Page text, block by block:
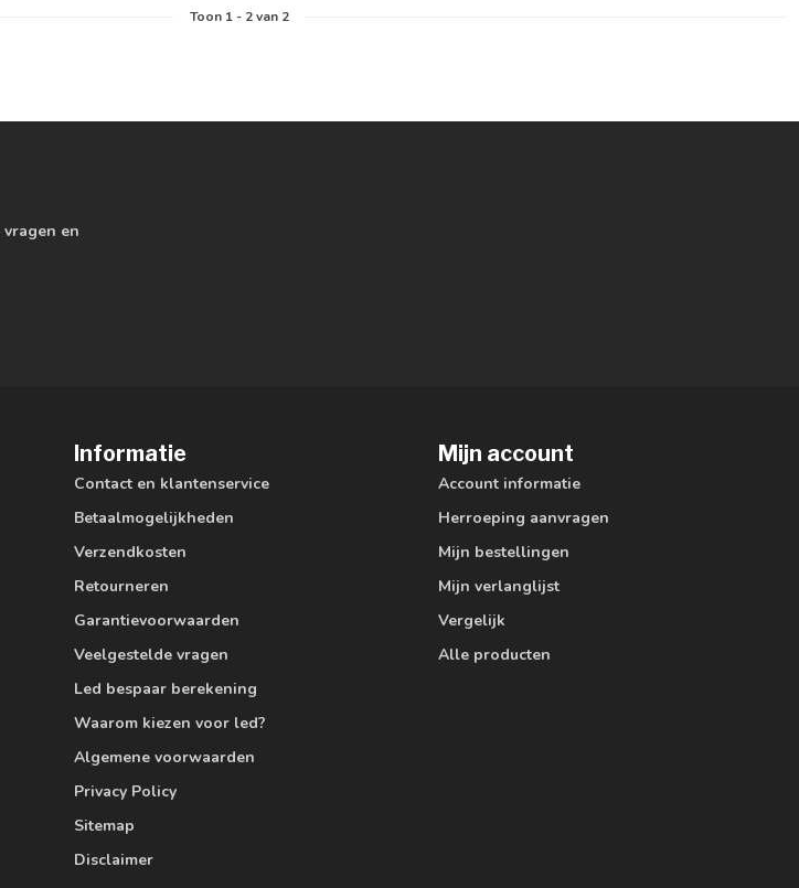
Toon 1- 2van 2
en
Informatie
Contact en klantenservice
Betaalmogelijkheden
Verzendkosten
Retourneren
Garantievoorwaarden
Veelgestelde vragen
Led bespaar berekening
Waarom kiezen voor led?
Algemene voorwaarden
Privacy Policy
Sitemap
Disclaimer
Mijn account
Account informatie
Herroeping aanvragen
Mijn bestellingen
Mijn verlanglijst
Vergelijk
Alle producten